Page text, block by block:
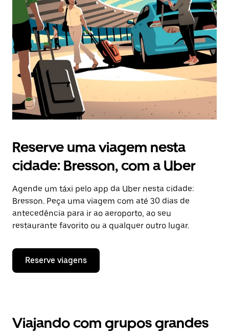
tecla
“ESC”
fechar
o
calendário.
Reserve uma viagem nesta
cidade: Bresson, com a Uber
Agende um táxi pelo app da Uber nesta cidade:
Bresson. Peça uma viagem com até 30 dias de
antecedência para ir ao aeroporto, ao seu
restaurante favorito ou a qualquer outro lugar.
Reserve viagens
Viajando com grupos grandes